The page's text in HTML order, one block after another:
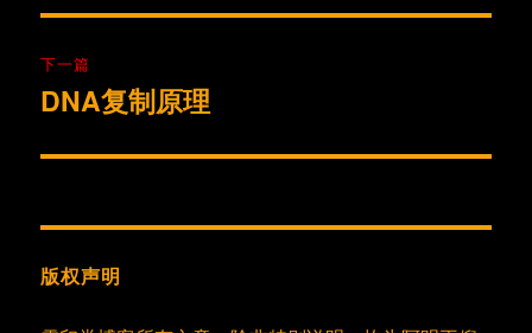
航
文
章：
下一篇
下
文
DNA复制原理
版权声明